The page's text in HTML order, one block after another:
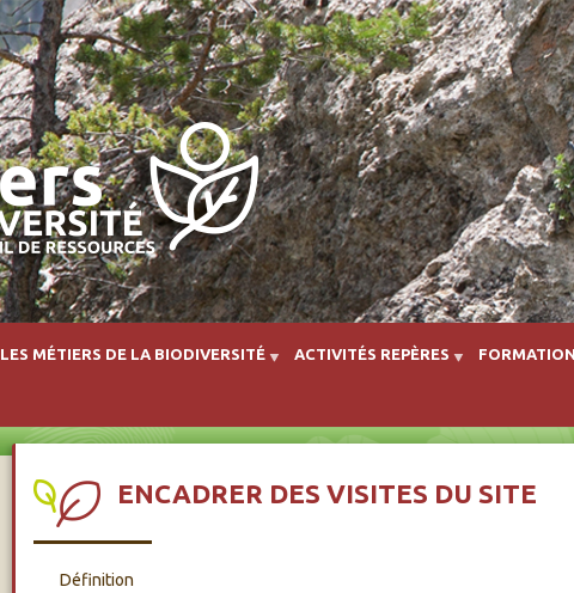
Aller au contenu principal
LES MÉTIERS DE LA BIODIVERSITÉ ACTIVITÉS REPÈRES FORMATION
ENCADRER DES VISITES DU SITE
Définition